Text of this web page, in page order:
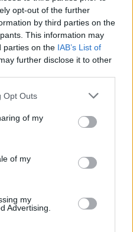
opt-out of the further
by third parties on the
This information may
parties on the IAB’s List of
further disclose it to other
Opt Outs
of my
of my
my
Advertising.
Επίσης,
από έντονες
ενώ ο
επιτρέπει τη
την Ελλάδα».
στην Ελλάδα
ένθερμος
επισήμανε ότι τα τρία
είναι η Ρόδος, η
ενισχυθεί το κύμα